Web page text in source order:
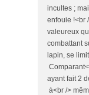
incultes ;
enfouie !<br
valeureux
combattant
lapin, se
ayant fait 2
à<br />